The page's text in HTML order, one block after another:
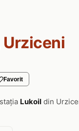
Urziceni
Favorit
Lukoil din